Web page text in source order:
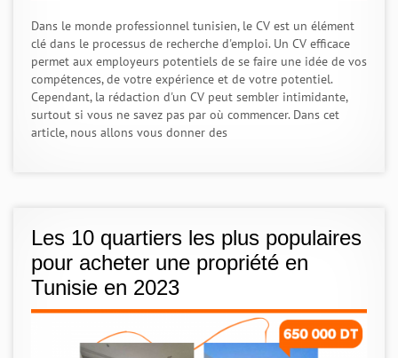
Dans le monde professionnel tunisien, le CV est un élément
clé dans le processus de recherche d'emploi. Un CV efficace
permet aux employeurs potentiels de se faire une idée de vos
compétences, de votre expérience et de votre potentiel.
Cependant, la rédaction d'un CV peut sembler intimidante,
surtout si vous ne savez pas par où commencer. Dans cet
article, nous allons vous donner des
Les 10 quartiers les plus populaires
pour acheter une propriété en
Tunisie en 2023